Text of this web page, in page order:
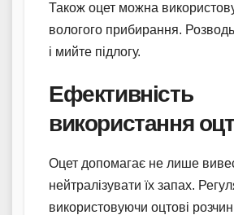
Також оцет можна
вологого прибирання.
і мийте підлогу.
Ефективність
використання
Оцет допомагає не лише
нейтралізувати їх запах.
використовуючи оцтові